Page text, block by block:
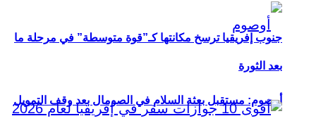
أوصوم: مستقبل بعثة السلام في الصومال بعد وقف التمويل
جنوب إفريقيا ترسخ مكانتها كـ”قوة متوسطة” في مرحلة ما
بعد الثورة